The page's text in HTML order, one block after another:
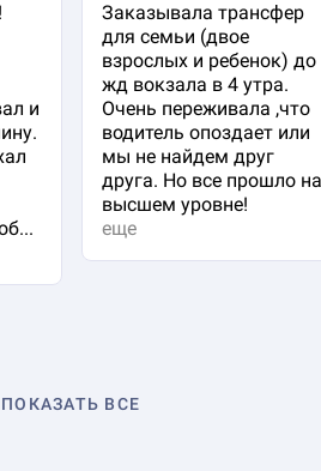
и
Заказывала трансфер
для семьи (двое
взрослых и ребенок) до
жд вокзала в 4 утра.
Очень переживала ,что
водитель опоздает или
мы не найдем друг
друга. Но все прошло на
высшем уровне!
еще
ПОКАЗАТЬ ВСЕ